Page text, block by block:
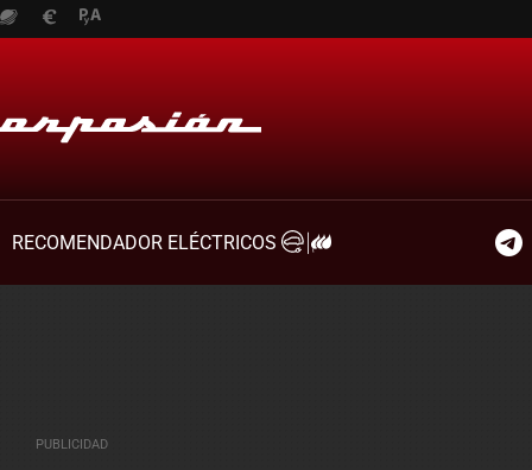
RECOMENDADOR ELÉCTRICOS